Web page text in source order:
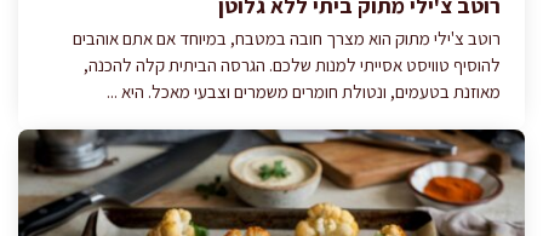
רוטב צ'ילי מתוק הוא מצרך חובה במטבח, במיוחד אם אתם אוהבים
להוסיף טוויסט אסייתי למנות שלכם. הגרסה הביתית קלה להכנה,
מאוזנת בטעמים, ונטולת חומרים משמרים וצבעי מאכל. היא ...